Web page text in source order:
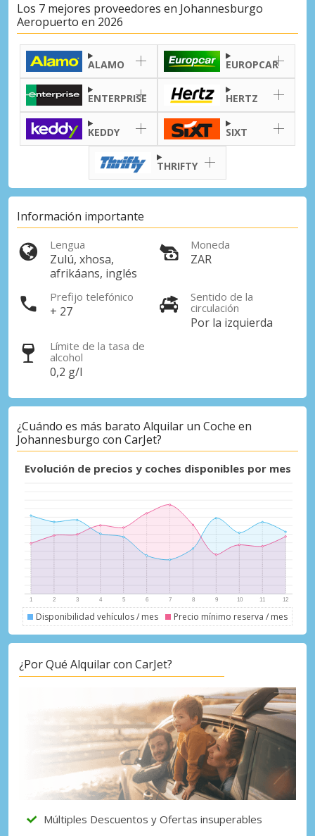
Descuentos especiales
Accede a ofertas exclusivas de nuestros
Iniciar sesión con eLink
Los 7 mejores proveedores en Johannesburgo
Aeropuerto en 2026
ALAMO EUROPCAR
ENTERPRISE HERTZ
KEDDY SIXT
THRIFTY
Información importante
Lengua
Zulú, xhosa,
afrikáans, inglés
Moneda
ZAR
Prefijo telefónico
+ 27
Sentido de la
circulación
Por la izquierda
Límite de la tasa de
alcohol
0,2 g/l
¿Cuándo es más barato Alquilar un Coche en
Johannesburgo con CarJet?
Evolución de precios y coches disponibles por mes
Disponibilidad vehículos / mes Precio mínimo reserva / mes
¿Por Qué Alquilar con CarJet?
Múltiples Descuentos y Ofertas insuperables